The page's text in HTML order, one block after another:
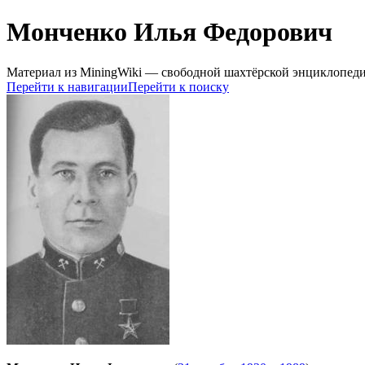
Монченко Илья Федорович
Материал из MiningWiki — свободной шахтёрской
Перейти к навигацииПерейти к поиску